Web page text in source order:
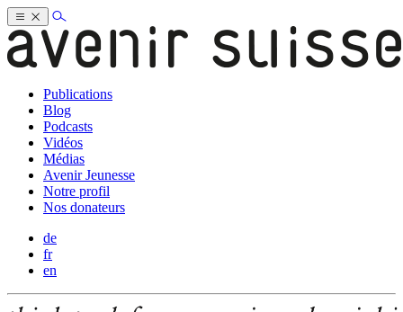
Publications
Blog
Podcasts
Vidéos
Médias
Avenir Jeunesse
Notre profil
Nos donateurs
de
fr
en